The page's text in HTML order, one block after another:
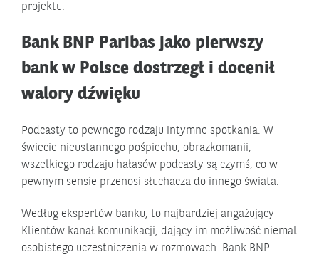
projektu.
Bank BNP Paribas jako pierwszy
bank w Polsce dostrzegł i docenił
walory dźwięku
Podcasty to pewnego rodzaju intymne spotkania. W
świecie nieustannego pośpiechu, obrazkomanii,
wszelkiego rodzaju hałasów podcasty są czymś, co w
pewnym sensie przenosi słuchacza do innego świata.
Według ekspertów banku, to najbardziej angażujący
Klientów kanał komunikacji, dający im możliwość niemal
osobistego uczestniczenia w rozmowach. Bank BNP